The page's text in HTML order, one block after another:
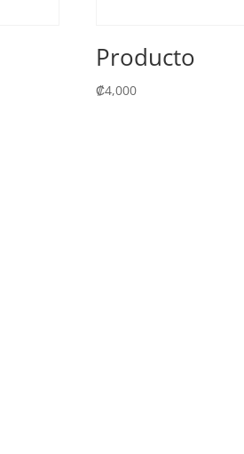
Producto
₡4,000